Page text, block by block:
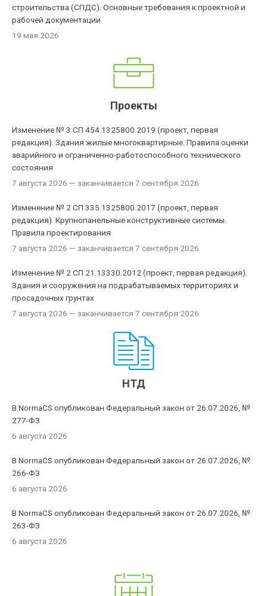
строительства (СПДС). Основные требования к проектной и
рабочей документации
19 мая 2026
Проекты
Изменение № 3 СП 454.1325800.2019 (проект, первая
редакция). Здания жилые многоквартирные. Правила оценки
аварийного и ограниченно-работоспособного технического
состояния
7 августа 2026 — заканчивается 7 сентября 2026
Изменение № 2 СП 335.1325800.2017 (проект, первая
редакция). Крупнопанельные конструктивные системы.
Правила проектирования
7 августа 2026 — заканчивается 7 сентября 2026
Изменение № 2 СП 21.13330.2012 (проект, первая редакция).
Здания и сооружения на подрабатываемых территориях и
просадочных грунтах
7 августа 2026 — заканчивается 7 сентября 2026
НТД
В NormaCS опубликован Федеральный закон от 26.07.2026, №
277-ФЗ
6 августа 2026
В NormaCS опубликован Федеральный закон от 26.07.2026, №
266-ФЗ
6 августа 2026
В NormaCS опубликован Федеральный закон от 26.07.2026, №
263-ФЗ
6 августа 2026